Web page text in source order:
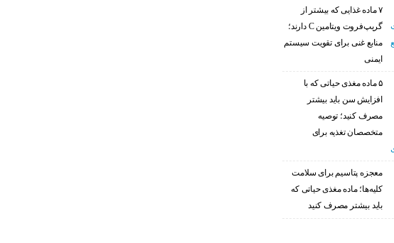
۷ ماده غذایی که بیشتر از
گریپ‌فروت ویتامین C دارند؛
منابع غنی برای تقویت سیستم
ایمنی
۵ ماده مغذی حیاتی که با
افزایش سن باید بیشتر
مصرف کنید؛ توصیه
متخصصان تغذیه برای
معجزه پتاسیم برای سلامت
کلیه‌ها؛ ماده مغذی حیاتی که
باید بیشتر مصرف کنید